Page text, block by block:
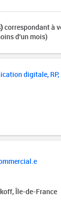
correspondant à
d'un mois)
digitale, RP,
Île-de-France